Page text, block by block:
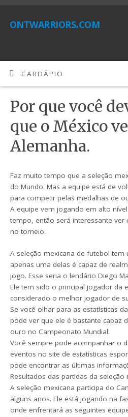
ontwarriors.com
CARDÁPIO
Por que você
que o México
Alemanha.
Faz muito tempo que a seleção
do Mundo. Mas a equipe está de
para competir pelas medalhas de
A equipe vem jogando em alto
tempo, então será interessante ver
no torneio.
A seleção mexicana de futebol tem
apenas uma delas é capaz de
jogo. Esse seria o lendário Diego
Ele tem sido o principal jogador da
considerado o melhor jogador de
Se você olhar para as estatísticas
pode ver que ele é bastante capaz
ouro no Campeonato Mundial.
Você sempre pode acompanhar o
eventos no site de estatísticas
pode encontrar as últimas
Resultados das partidas da seleção
A seleção mexicana participa do
alguns anos. Ele está jogando na
onde enfrentará as seguintes